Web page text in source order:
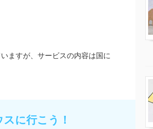
ますが、サービスの内容は国に
に行こう！